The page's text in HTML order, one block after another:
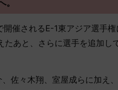
催されるE-1東アジア選手
あと、さらに選手を追加し
佐々木翔、室屋成らに加え